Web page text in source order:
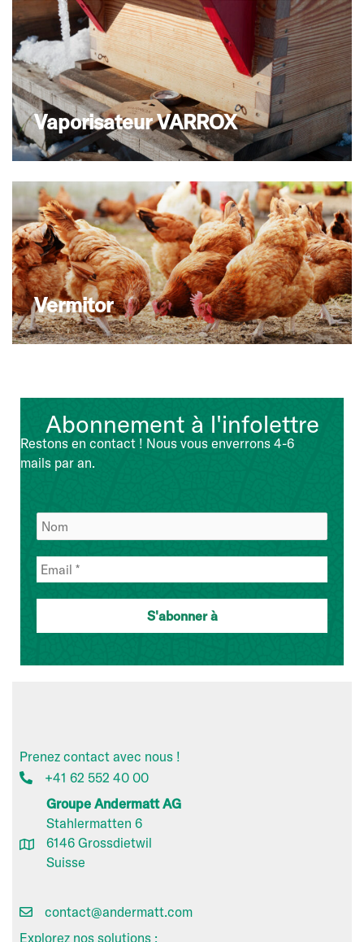
Vaporisateur VARROX
Vermitor
Abonnement à l'infolettre
Restons en contact ! Nous vous enverrons 4-6
mails par an.
Prenez contact avec nous !
+41 62 552 40 00
Groupe Andermatt AG
Stahlermatten 6
6146 Grossdietwil
Suisse
contact@andermatt.com
Explorez nos solutions :